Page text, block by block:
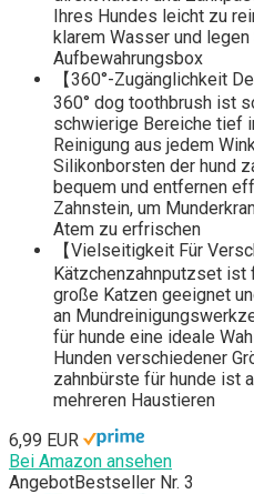
Ihres Hundes leicht zu
klarem Wasser und
Aufbewahrungsbox
【360°-Zugänglichkeit
360° dog toothbrush ist
schwierige Bereiche tief
Reinigung aus jedem
Silikonborsten der hund
bequem und entfernen
Zahnstein, um
Atem zu erfrischen
【Vielseitigkeit Für
Kätzchenzahnputzset ist
große Katzen geeignet
an
für hunde eine ideale
Hunden verschiedener
zahnbürste für hunde ist
mehreren Haustieren
6,99 EUR
Bei Amazon ansehen
AngebotBestseller Nr. 3